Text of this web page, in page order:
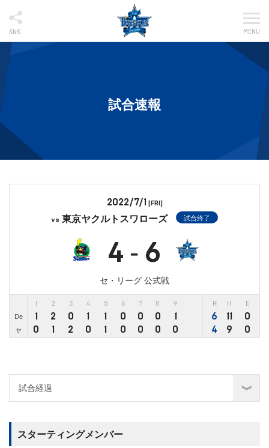
SNS MENU
試合速報
2022/7/1 [FRI]
vs 東京ヤクルトスワローズ 試合終了
4 - 6
セ・リーグ 公式戦
2 3 4 5 6 7 8 9 R H E
De 1 2 0 1 1 0 0 0 1 6 11 0
ヤ 0 1 2 0 1 0 0 0 0 4 9 0
スターティングメンバー